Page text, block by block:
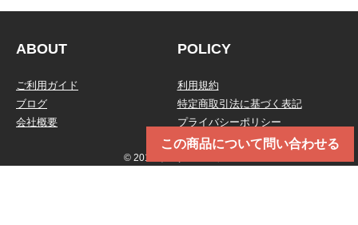
この商品について問い合わせる
ABOUT
ご利用ガイド
ブログ
会社概要
POLICY
利用規約
特定商取引法に基づく表記
プライバシーポリシー
© 2019 トータルメンテ